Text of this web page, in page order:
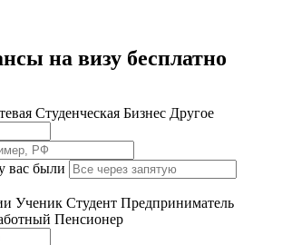
на визу бесплатно
Студенческая Бизнес Другое
вас были
Ученик Студент Предприниматель
Пенсионер